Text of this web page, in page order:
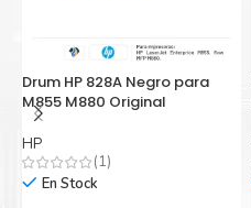
Drum HP 828A Negro para
M855 M880 Original
HP
(1)
En Stock